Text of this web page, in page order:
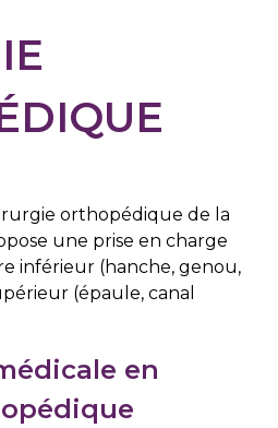
orthopédique de la
une prise en charge
inférieur (hanche, genou,
(épaule, canal
en